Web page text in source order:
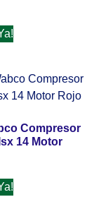
Compresor
14 Motor